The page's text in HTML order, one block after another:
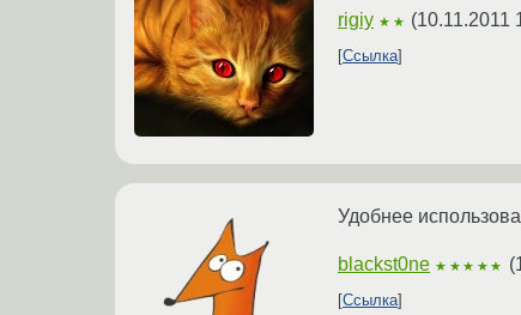
rigiy ★★ (10.11.2011
Ссылка
Удобнее
blackst0ne ★★★★★ (
Ссылка